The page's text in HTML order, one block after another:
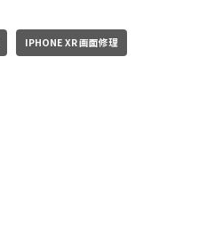
IPHONE XR 画面修理